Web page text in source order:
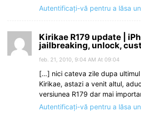
Autentificați-vă pentru a lăsa
Kirikae R179 update |
jailbreaking, unlock,
feb. 21, 2010, 9:04 AM At 09:04
[…] nici cateva zile dupa
Kirikae, astazi a venit altul,
versiunea R179 dar mai
Autentificați-vă pentru a lăsa